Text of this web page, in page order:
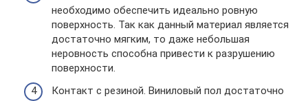
необходимо обеспечить идеально ровную
поверхность. Так как данный материал является
достаточно мягким, то даже небольшая
неровность способна привести к разрушению
поверхности.
Контакт с резиной. Виниловый пол достаточно